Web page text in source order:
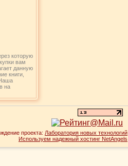
которую
вам
данную
книги,
на
проекта: Лаборатория новых технологий
Используем надежный хостинг NetAngels